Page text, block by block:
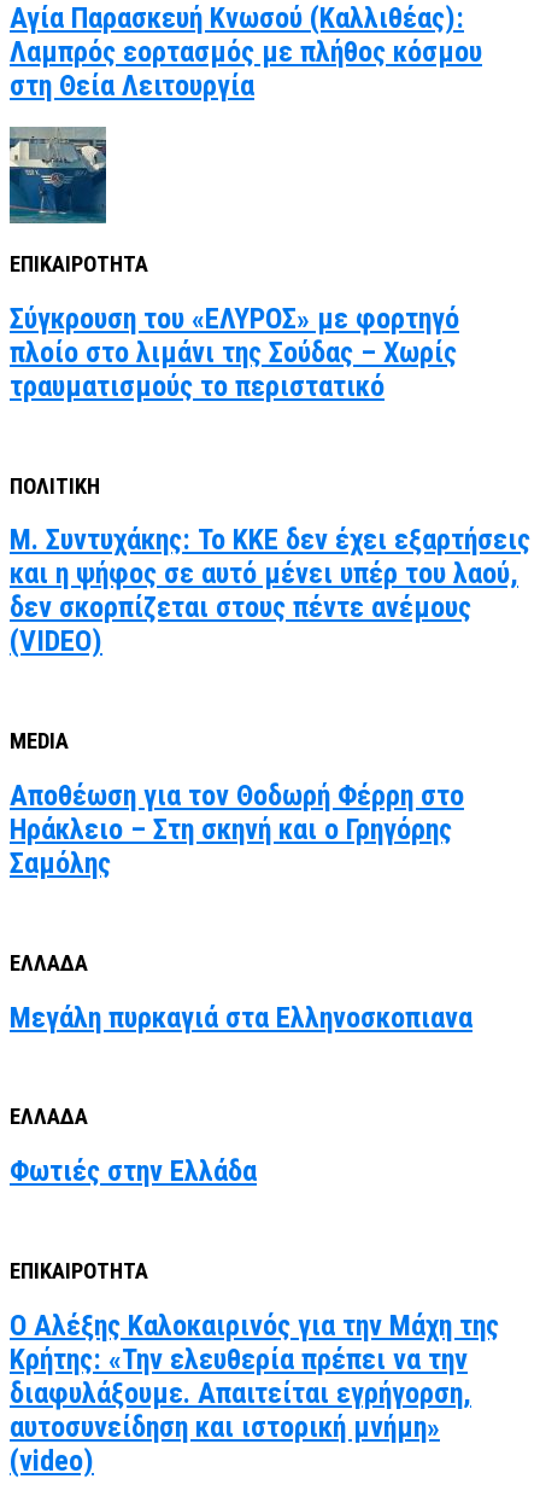
Αγία Παρασκευή Κνωσού (Καλλιθέας):
Λαμπρός εορτασμός με πλήθος κόσμου
στη Θεία Λειτουργία
ΕΠΙΚΑΙΡΟΤΗΤΑ
Σύγκρουση του «ΕΛΥΡΟΣ» με φορτηγό
πλοίο στο λιμάνι της Σούδας – Χωρίς
τραυματισμούς το περιστατικό
ΠΟΛΙΤΙΚΗ
Μ. Συντυχάκης: Το ΚΚΕ δεν έχει εξαρτήσεις
και η ψήφος σε αυτό μένει υπέρ του λαού,
δεν σκορπίζεται στους πέντε ανέμους
(VIDEO)
MEDIA
Αποθέωση για τον Θοδωρή Φέρρη στο
Ηράκλειο – Στη σκηνή και ο Γρηγόρης
Σαμόλης
ΕΛΛΑΔΑ
Μεγάλη πυρκαγιά στα Ελληνοσκοπιανα
ΕΛΛΑΔΑ
Φωτιές στην Ελλάδα
ΕΠΙΚΑΙΡΟΤΗΤΑ
Ο Αλέξης Καλοκαιρινός για την Μάχη της
Κρήτης: «Την ελευθερία πρέπει να την
διαφυλάξουμε. Απαιτείται εγρήγορση,
αυτοσυνείδηση και ιστορική μνήμη»
(video)